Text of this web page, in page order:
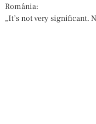
România:
„It’s not very significant.